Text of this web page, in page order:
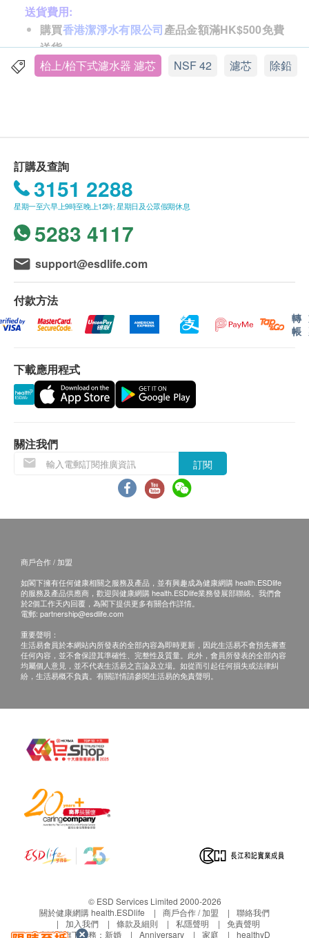
內附配件：
NEX PRO 20 吋 BB 全屋過濾系統濾芯：1 支
NEX PRO 20吋 BB 全屋過濾系統(相關產品)
送貨費用:
購買香港潔淨水有限公司產品金額滿HK$500免費
送貨。
訂單金額不足HK$500顧客需支付運費HK$35。
时间不設選擇，星期日並不提供派送服務
因資訊不足無法配送的滯留訂單將會被配送方保留，
直至配送方聯絡香港潔淨水有限公司。香港潔淨水有
限公司將會以電子郵件的形式通知用戶，請回覆信箱
中的郵件或聯繫客服人員。逾期5日未能得到回覆的
訂單香港潔淨水有限公司將安排返回倉庫及退款。
送貨地區:
香港島、九龍、新界及離島：大嶼山地區（東涌／愉
景灣／赤臘角／香港迪士尼／馬灣)
島徧遠地區（梅窩／貝澳／長沙／塘福／石壁／昂坪
／大澳／ 長洲／南丫島)
以上地區訂單由順豐（香港）派送
直達或沒有升降機設備之收貨地點。
簽收時需核對身份。
於簽收前，客戶不能拆開包裝盒驗貨。 速遞員會於客
戶簽收後離開，未能等待開機試用。
如收件人未能親自簽收，可委托他人簽收。
簽收後，如商品出現質量問題，如功能性故障。請您
即時聯繫香港潔淨水有限公司客戶服務中心，電話
34660000。
所有於香港潔淨水有限公司購買之貨品，不論是香港
保用日期為收貨 / 取貨 / 安裝日期開始計算，客戶
無需登記。
NEX 電解水機產品
電解版保養: 10年
電解板如完全未能進行酸鹼值調整(利用測試劑)或
完全不能制造活性氫(ORP), 則屬電解版失效, 本公
枱上/枱下式濾水器 濾芯 NSF 42 濾芯 除鉛
訂購及查詢
3151 2288
星期一至六早上9時至晚上12時; 星期日及公眾假期休息
5283 4117
support@esdlife.com
付款方法
轉
帳
下載應用程式
關注我們
訂閱
商戶合作 / 加盟
如閣下擁有任何健康相關之服務及產品，並有興趣成為健康網購 health.ESDlife
的服務及產品供應商，歡迎與健康網購 health.ESDlife業務發展部聯絡。我們會
於2個工作天內回覆，為閣下提供更多有關合作詳情。
電郵: partnership@esdlife.com
重要聲明：
生活易會員於本網站內所發表的全部內容為即時更新，因此生活易不會預先審查
任何內容，並不會保證其準確性、完整性及質量。此外，會員所發表的全部內容
均屬個人意見，並不代表生活易之言論及立場。如從而引起任何損失或法律糾
紛，生活易概不負責。有關詳情請參閱生活易的免責聲明。
© ESD Services Limited 2000-2026
關於健康網購 health.ESDlife
商戶合作 / 加盟
聯絡我們
加入我們
條款及細則 私隱聲明
免責聲明
生活易旗下業務： 新婚 Anniversary 家庭 healthyD